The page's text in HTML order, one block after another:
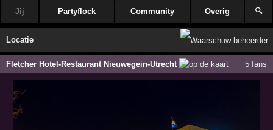
Jij Partyflock Community Overig 🔍
Locatie
Fletcher Hotel-Restaurant Nieuwegein-Utrecht 5 fans